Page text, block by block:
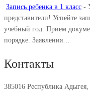
Запись ребенка в 1 класс -
представители! Успейте
учебный год. Прием
порядке. Заявления…
Контакты
385016 Республика